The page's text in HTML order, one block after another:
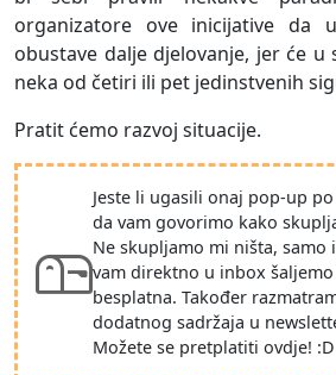
organizatore ove inicijative da
obustave dalje djelovanje, jer će
neka od četiri ili pet jedinstvenih
Pratit ćemo razvoj situacije.
Jeste li ugasili onaj pop-up
da vam govorimo kako
Ne skupljamo mi ništa,
vam direktno u inbox
besplatna. Također
dodatnog sadržaja u
Možete se pretplatiti ovdje! :D